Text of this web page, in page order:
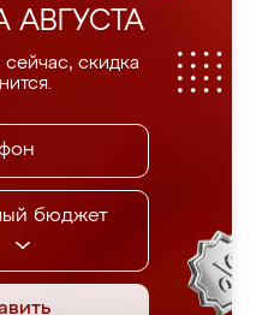
АВГУСТА
сейчас, скидка
бюджет